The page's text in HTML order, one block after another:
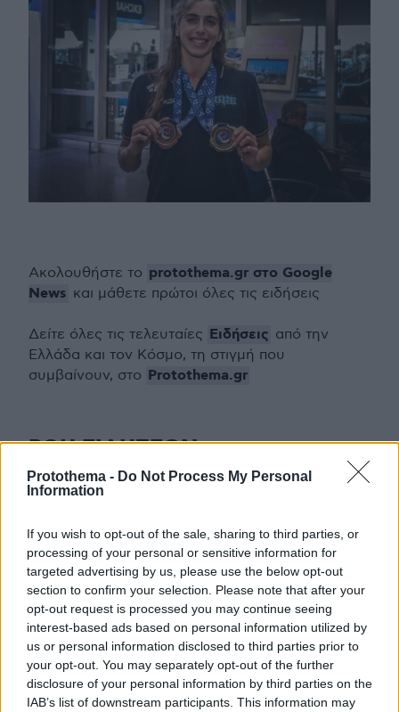
Protothema - Do Not Process My Personal
Information
If you wish to opt-out of the sale, sharing to third parties, or
processing of your personal or sensitive information for
targeted advertising by us, please use the below opt-out
section to confirm your selection. Please note that after your
opt-out request is processed you may continue seeing
interest-based ads based on personal information utilized by
us or personal information disclosed to third parties prior to
your opt-out. You may separately opt-out of the further
disclosure of your personal information by third parties on the
IAB’s list of downstream participants. This information may
Ακολουθήστε το protothema.gr στο Google
News και μάθετε πρώτοι όλες τις ειδήσεις
Δείτε όλες τις τελευταίες Ειδήσεις από την
Ελλάδα και τον Κόσμο, τη στιγμή που
συμβαίνουν, στο Protothema.gr
ΡΟΗ ΕΙΔΗΣΕΩΝ
Ειδήσεις Δημοφιλή Σχολιασμένα
Αποκαλύψεις Telegraph για τον Ινφαντίνο: Η
εξαψήφια αποζημίωση σε πρώην εργαζόμενη της
UEFA και η φερόμενη σχέση τους
Ρωσία για το drone με εκρηκτικά σε γερμανικό
αεροδρόμιο: «Βιαστικά στημένη προβοκάτσια»
πριν μία ώρα
Ιδέες για πρωινό έτοιμο από το βράδυ: Εύκολες και
θρεπτικές επιλογές για κάθε μέρα
08.08.2026, 01:00